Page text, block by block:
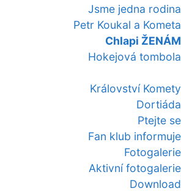
Jsme jedna rodina
Petr Koukal a Kometa
Chlapi ŽENÁM
Hokejová tombola
Království Komety
Dortiáda
Ptejte se
Fan klub informuje
Fotogalerie
Aktivní fotogalerie
Download